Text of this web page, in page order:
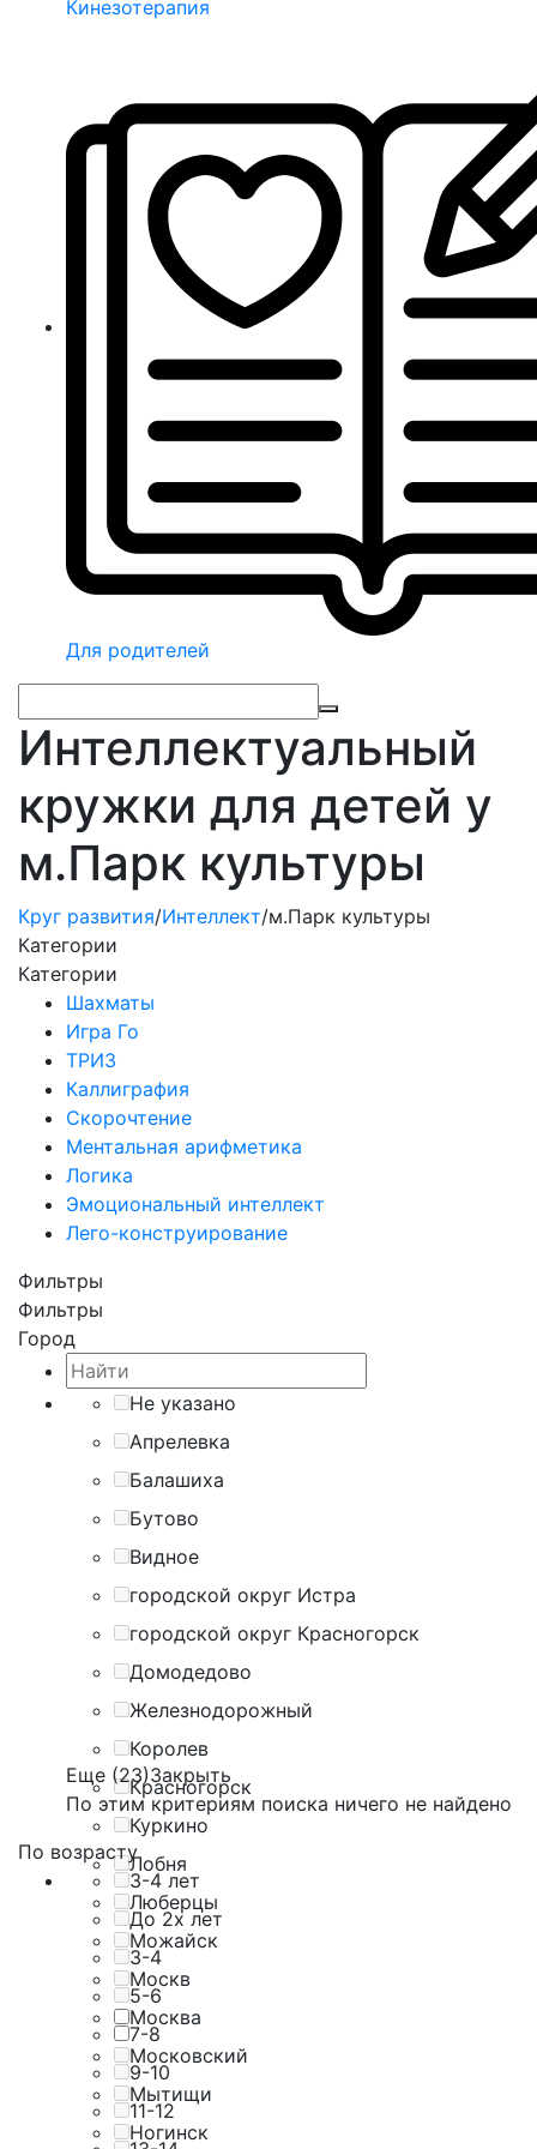
Кинезотерапия
Для родителей
Интеллектуальный
кружки для детей у
м.Парк культуры
Круг развития/Интеллект/м.Парк культуры
Категории
Категории
Шахматы
Игра Го
ТРИЗ
Каллиграфия
Скорочтение
Ментальная арифметика
Логика
Эмоциональный интеллект
Лего-конструирование
Фильтры
Фильтры
Город
Не указано
Апрелевка
Балашиха
Бутово
Видное
городской округ Истра
городской округ Красногорск
Домодедово
Железнодорожный
Королев
Красногорск
Куркино
Лобня
Люберцы
Можайск
Москв
Москва
Московский
Мытищи
Ногинск
Еще (23)Закрыть
По этим критериям поиска ничего не найдено
По возрасту
3-4 лет
До 2х лет
3-4
5-6
7-8
9-10
11-12